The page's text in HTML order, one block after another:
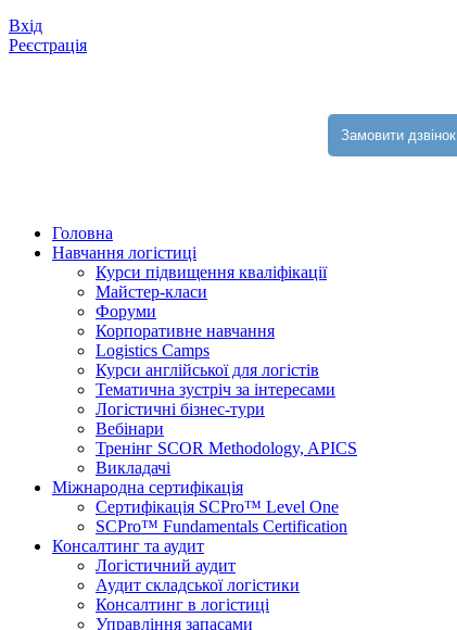
Вхiд
Реєстрація
Замовити дзвінок
Головна
Навчання логістиці
Курси підвищення кваліфікації
Майстер-класи
Форуми
Корпоративне навчання
Logistics Camps
Курси англійської для логістів
Тематична зустріч за інтересами
Логістичні бізнес-тури
Вебінари
Тренінг SCOR Methodology, APICS
Викладачі
Міжнародна сертифікація
Сертифікація SCPro™ Level One
SCPro™ Fundamentals Certification
Консалтинг та аудит
Логістичний аудит
Аудит складської логістики
Консалтинг в логістиці
Управління запасами